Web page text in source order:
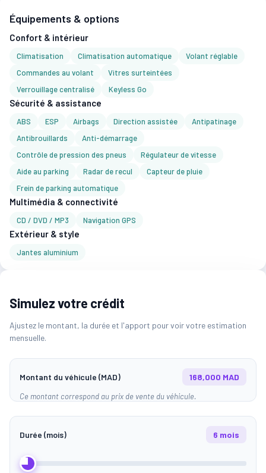
Équipements & options
Confort & intérieur
Climatisation Climatisation automatique
Volant réglable
Commandes au volant
Vitres surteintées
Verrouillage centralisé
Keyless Go
Sécurité & assistance
ABS ESP Airbags Direction assistée
Antipatinage
Antibrouillards
Anti-démarrage
Contrôle de pression des pneus
Régulateur de vitesse
Aide au parking
Radar de recul
Capteur de pluie
Frein de parking automatique
Multimédia & connectivité
CD / DVD / MP3 Navigation GPS
Extérieur & style
Jantes aluminium
Simulez votre crédit
Ajustez le montant, la durée et l'apport pour voir votre estimation
mensuelle.
Montant du véhicule (MAD) 168,000 MAD
Ce montant correspond au prix de vente du véhicule.
Durée (mois) 6 mois